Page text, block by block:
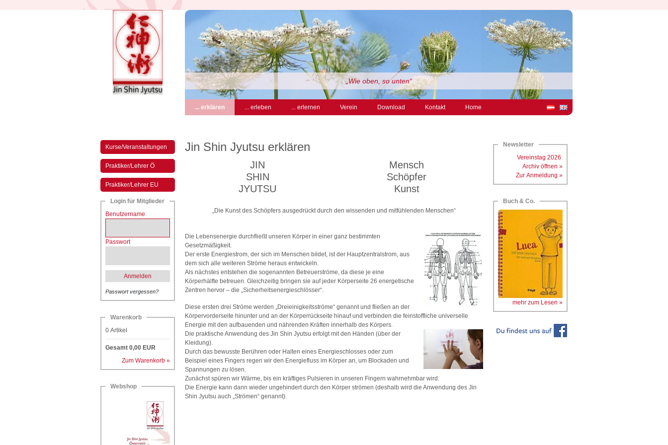
„Wie oben, so unten“
... erklären(aktiv) ... erleben ... erlernen Verein Download Kontakt Home
Kurse/Veranstaltungen
Praktiker/Lehrer Ö
Praktiker/Lehrer EU
Login für Mitglieder
Benutzername
Passwort
Anmelden
Passwort vergessen?
Warenkorb
0 Artikel
Gesamt 0,00 EUR
Zum Warenkorb »
Webshop
Jin Shin Jyutsu erklären
JIN
SHIN
JYUTSU
Mensch
Schöpfer
Kunst
„Die Kunst des Schöpfers ausgedrückt durch den wissenden und mitfühlenden Menschen“
Die Lebensenergie durchfließt unseren Körper in einer ganz bestimmten
Gesetzmäßigkeit.
Der erste Energiestrom, der sich im Menschen bildet, ist der Hauptzentralstrom, aus
dem sich alle weiteren Ströme heraus entwickeln.
Als nächstes entstehen die sogenannten Betreuerströme, da diese je eine
Körperhälfte betreuen. Gleichzeitig bringen sie auf jeder Körperseite 26 energetische
Zentren hervor – die „Sicherheitsenergieschlösser“.
Diese ersten drei Ströme werden „Dreieinigkeitsströme“ genannt und fließen an der
Körpervorderseite hinunter und an der Körperrückseite hinauf und verbinden die feinstoffliche universelle
Energie mit den aufbauenden und nährenden Kräften innerhalb des Körpers.
Die praktische Anwendung des Jin Shin Jyutsu erfolgt mit den Händen (über der
Kleidung).
Durch das bewusste Berühren oder Halten eines Energieschlosses oder zum
Beispiel eines Fingers regen wir den Energiefluss im Körper an, um Blockaden und
Spannungen zu lösen.
Zunächst spüren wir Wärme, bis ein kräftiges Pulsieren in unseren Fingern wahrnehmbar wird.
Die Energie kann dann wieder ungehindert durch den Körper strömen (deshalb wird die Anwendung des Jin
Shin Jyutsu auch „Strömen“ genannt).
Newsletter
Vereinstag 2026
Archiv öffnen »
Zur Anmeldung »
Buch & Co.
mehr zum Lesen »